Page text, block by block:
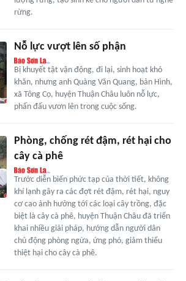
rừng.
Nỗ lực vượt lên số phận
Bị khuyết tật vận động, đi lại, sinh hoạt khó
khăn, nhưng anh Quàng Văn Quang, bản Hình,
xã Tông Cọ, huyện Thuận Châu luôn nỗ lực,
phấn đấu vươn lên trong cuộc sống.
Phòng, chống rét đậm, rét hại cho
cây cà phê
Trước diễn biến phức tạp của thời tiết, không
khí lạnh gây ra các đợt rét đậm, rét hại, nguy
cơ cao ảnh hưởng tới các loại cây trồng, đặc
biệt là cây cà phê, huyện Thuận Châu đã triển
khai nhiều giải pháp, hướng dẫn người dân
chủ động phòng ngừa, ứng phó, giảm thiểu
thiệt hại cho cây cà phê.